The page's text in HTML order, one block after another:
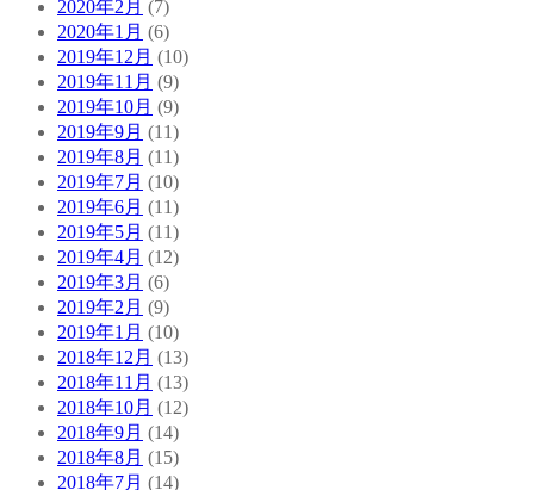
2020年2月 (7)
2020年1月 (6)
2019年12月 (10)
2019年11月 (9)
2019年10月 (9)
2019年9月 (11)
2019年8月 (11)
2019年7月 (10)
2019年6月 (11)
2019年5月 (11)
2019年4月 (12)
2019年3月 (6)
2019年2月 (9)
2019年1月 (10)
2018年12月 (13)
2018年11月 (13)
2018年10月 (12)
2018年9月 (14)
2018年8月 (15)
2018年7月 (14)